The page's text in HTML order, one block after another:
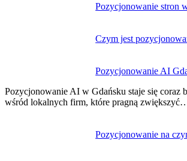
Pozycjonowanie stron
Czym jest
Pozycjonowanie AI
Pozycjonowanie AI w Gdańsku staje się coraz
wśród lokalnych firm, które pragną
Pozycjonowanie na